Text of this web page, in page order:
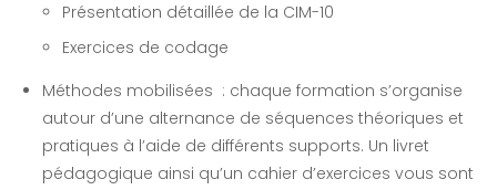
Présentation détaillée de la CIM-10
Exercices de codage
Méthodes mobilisées : chaque formation s’organise
autour d’une alternance de séquences théoriques et
pratiques à l’aide de différents supports. Un livret
pédagogique ainsi qu’un cahier d’exercices vous sont